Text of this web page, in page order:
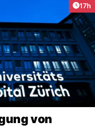
17h
von